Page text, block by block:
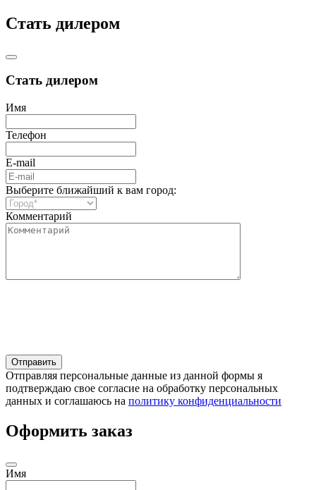
Стать дилером
Стать дилером
Имя
Телефон
E-mail
Выберите ближайший к вам город:
Комментарий
Отправляя персональные данные из данной формы я
подтверждаю свое согласие на обработку персональных
данных и соглашаюсь на политику конфиденциальности
Оформить заказ
Имя